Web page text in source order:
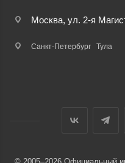
Москва, ул. 2-я
Санкт-Петербург Тула